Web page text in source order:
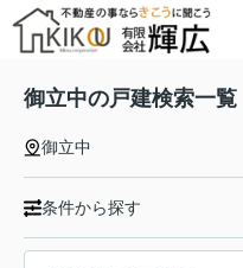
御立中の戸建検索一覧
御立中
条件から探す